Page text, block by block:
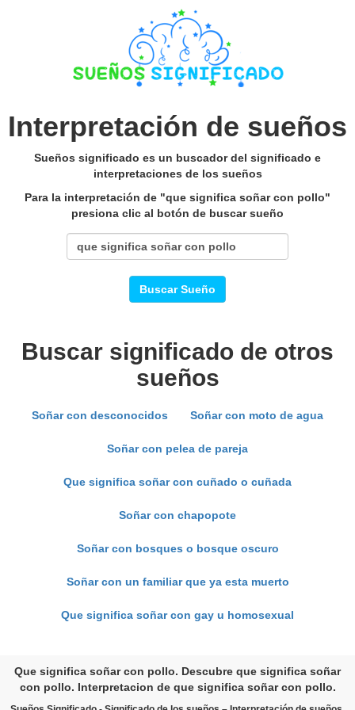
Interpretación de sueños
Sueños significado es un buscador del significado e
interpretaciones de los sueños
Para la interpretación de "que significa soñar con pollo"
presiona clic al botón de buscar sueño
Buscar Sueño
Buscar significado de otros
sueños
Soñar con desconocidos Soñar con moto de agua
Soñar con pelea de pareja
Que significa soñar con cuñado o cuñada
Soñar con chapopote
Soñar con bosques o bosque oscuro
Soñar con un familiar que ya esta muerto
Que significa soñar con gay u homosexual
Que significa soñar con pollo. Descubre que significa soñar
con pollo. Interpretacion de que significa soñar con pollo.